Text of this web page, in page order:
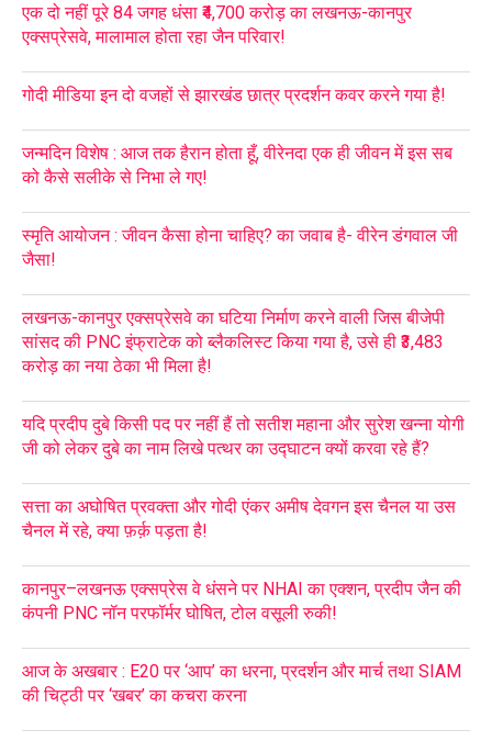
एक दो नहीं पूरे 84 जगह धंसा ₹4,700 करोड़ का लखनऊ-कानपुर
एक्सप्रेसवे, मालामाल होता रहा जैन परिवार!
गोदी मीडिया इन दो वजहों से झारखंड छात्र प्रदर्शन कवर करने गया है!
जन्मदिन विशेष : आज तक हैरान होता हूँ, वीरेनदा एक ही जीवन में इस सब
को कैसे सलीके से निभा ले गए!
स्मृति आयोजन : जीवन कैसा होना चाहिए? का जवाब है- वीरेन डंगवाल जी
जैसा!
लखनऊ-कानपुर एक्सप्रेसवे का घटिया निर्माण करने वाली जिस बीजेपी
सांसद की PNC इंफ्राटेक को ब्लैकलिस्ट किया गया है, उसे ही ₹3,483
करोड़ का नया ठेका भी मिला है!
यदि प्रदीप दुबे किसी पद पर नहीं हैं तो सतीश महाना और सुरेश खन्ना योगी
जी को लेकर दुबे का नाम लिखे पत्थर का उद्घाटन क्यों करवा रहे हैं?
सत्ता का अघोषित प्रवक्ता और गोदी एंकर अमीष देवगन इस चैनल या उस
चैनल में रहे, क्या फ़र्क़ पड़ता है!
कानपुर–लखनऊ एक्सप्रेस वे धंसने पर NHAI का एक्शन, प्रदीप जैन की
कंपनी PNC नॉन परफॉर्मर घोषित, टोल वसूली रुकी!
आज के अखबार : E20 पर ‘आप’ का धरना, प्रदर्शन और मार्च तथा SIAM
की चिट्ठी पर ‘खबर’ का कचरा करना